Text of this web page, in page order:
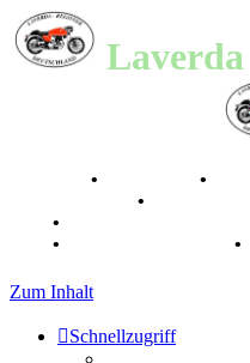
Laverda
• •
•
•
• •
Zum Inhalt
Schnellzugriff